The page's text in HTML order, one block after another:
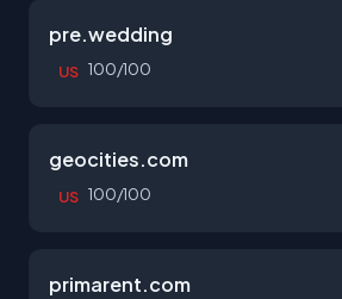
pre.wedding
US 100/100
geocities.com
US 100/100
primarent.com